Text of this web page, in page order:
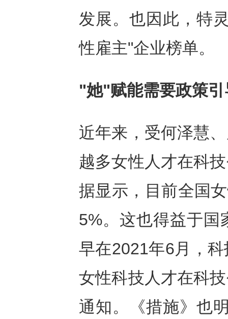
发展。也因此，特
性雇主"企业榜单。
"她"赋能需要政策引
近年来，受何泽慧
越多女性人才在科
据显示，目前全国
5%。这也得益于国
早在2021年6月，
女性科技人才在科
通知。《措施》也